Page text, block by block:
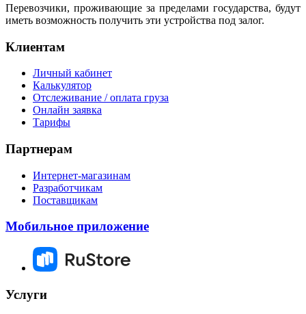
Перевозчики, проживающие за пределами государства, будут
иметь возможность получить эти устройства под залог.
Клиентам
Личный кабинет
Калькулятор
Отслеживание / оплата груза
Онлайн заявка
Тарифы
Партнерам
Интернет-магазинам
Разработчикам
Поставщикам
Мобильное приложение
Услуги